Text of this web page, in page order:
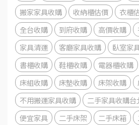
搬家家具收購
收納櫃估價 衣櫃
全台收購
到府收購 高價收購
家具清運
客廳家具收購 臥室家
書櫃收購
鞋櫃收購 電器櫃收購
床組收購
床墊收購 床架收購
不用搬運家具收購
二手家具收購台
便宜家具
二手床架 二手床箱